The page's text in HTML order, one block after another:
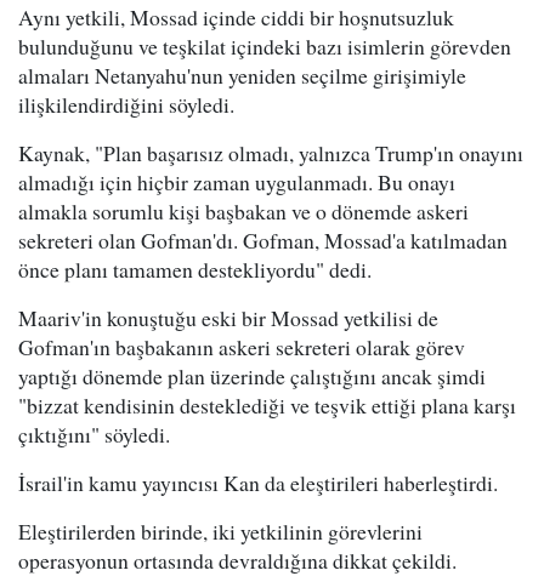
Aynı yetkili, Mossad içinde ciddi bir hoşnutsuzluk
bulunduğunu ve teşkilat içindeki bazı isimlerin görevden
almaları Netanyahu'nun yeniden seçilme girişimiyle
ilişkilendirdiğini söyledi.
Kaynak, "Plan başarısız olmadı, yalnızca Trump'ın onayını
almadığı için hiçbir zaman uygulanmadı. Bu onayı
almakla sorumlu kişi başbakan ve o dönemde askeri
sekreteri olan Gofman'dı. Gofman, Mossad'a katılmadan
önce planı tamamen destekliyordu" dedi.
Maariv'in konuştuğu eski bir Mossad yetkilisi de
Gofman'ın başbakanın askeri sekreteri olarak görev
yaptığı dönemde plan üzerinde çalıştığını ancak şimdi
"bizzat kendisinin desteklediği ve teşvik ettiği plana karşı
çıktığını" söyledi.
İsrail'in kamu yayıncısı Kan da eleştirileri haberleştirdi.
Eleştirilerden birinde, iki yetkilinin görevlerini
operasyonun ortasında devraldığına dikkat çekildi.